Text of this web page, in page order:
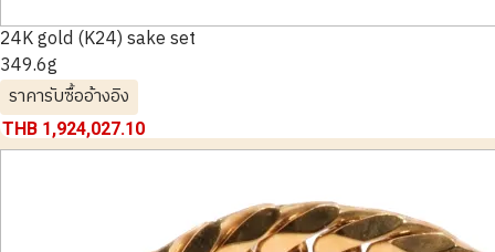
24K gold (K24) sake set
349.6g
ราคารับซื้ออ้างอิง
THB 1,924,027.10